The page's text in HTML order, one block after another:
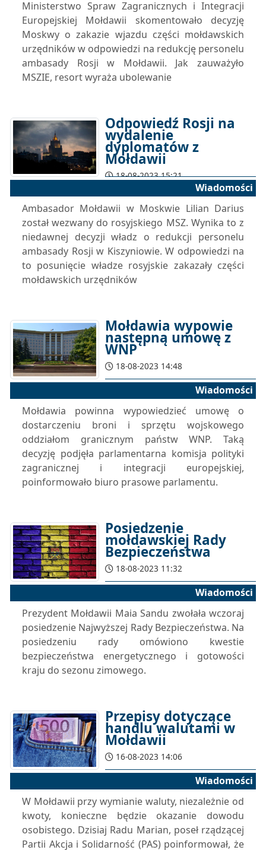
Ministerstwo Spraw Zagranicznych i Integracji
Europejskiej Mołdawii skomentowało decyzję
Moskwy o zakazie wjazdu części mołdawskich
urzędników w odpowiedzi na redukcję personelu
ambasady Rosji w Mołdawii. Jak zauważyło
MSZIE, resort wyraża ubolewanie
Odpowiedź Rosji na
wydalenie
dyplomatów z
Mołdawii
18-08-2023 15:21
Wiadomości
Ambasador Mołdawii w Moskwie Lilian Darius
został wezwany do rosyjskiego MSZ. Wynika to z
niedawnej decyzji władz o redukcji personelu
ambasady Rosji w Kiszyniowie. W odpowiedzi na
to posunięcie władze rosyjskie zakazały części
mołdawskich urzędników
Mołdawia wypowie
następną umowę z
WNP
18-08-2023 14:48
Wiadomości
Mołdawia powinna wypowiedzieć umowę o
dostarczeniu broni i sprzętu wojskowego
oddziałom granicznym państw WNP. Taką
decyzję podjęła parlamentarna komisja polityki
zagranicznej i integracji europejskiej,
poinformowało biuro prasowe parlamentu.
Posiedzenie
mołdawskiej Rady
Bezpieczeństwa
18-08-2023 11:32
Wiadomości
Prezydent Mołdawii Maia Sandu zwołała wczoraj
posiedzenie Najwyższej Rady Bezpieczeństwa. Na
posiedzeniu rady omówiono kwestie
bezpieczeństwa energetycznego i gotowości
kraju do sezonu zimowego.
Przepisy dotyczące
handlu walutami w
Mołdawii
16-08-2023 14:06
Wiadomości
W Mołdawii przy wymianie waluty, niezależnie od
kwoty, konieczne będzie okazanie dowodu
osobistego. Dzisiaj Radu Marian, poseł rządzącej
Partii Akcja i Solidarność (PAS) poinformował, że